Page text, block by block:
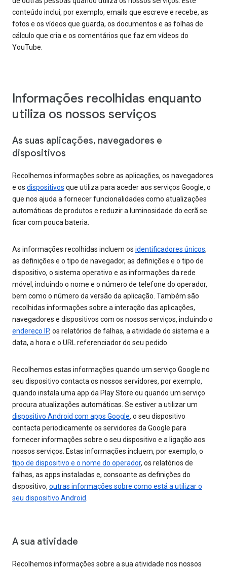
conteúdo inclui, por exemplo, emails que escreve e recebe, as
fotos e os vídeos que guarda, os documentos e as folhas de
cálculo que cria e os comentários que faz em vídeos do
YouTube.
Informações recolhidas enquanto
utiliza os nossos serviços
As suas aplicações, navegadores e
dispositivos
Recolhemos informações sobre as aplicações, os navegadores
e os dispositivos que utiliza para aceder aos serviços Google, o
que nos ajuda a fornecer funcionalidades como atualizações
automáticas de produtos e reduzir a luminosidade do ecrã se
ficar com pouca bateria.
As informações recolhidas incluem os identificadores únicos,
as definições e o tipo de navegador, as definições e o tipo de
dispositivo, o sistema operativo e as informações da rede
móvel, incluindo o nome e o número de telefone do operador,
bem como o número da versão da aplicação. Também são
recolhidas informações sobre a interação das aplicações,
navegadores e dispositivos com os nossos serviços, incluindo o
endereço IP, os relatórios de falhas, a atividade do sistema e a
data, a hora e o URL referenciador do seu pedido.
Recolhemos estas informações quando um serviço Google no
seu dispositivo contacta os nossos servidores, por exemplo,
quando instala uma app da Play Store ou quando um serviço
procura atualizações automáticas. Se estiver a utilizar um
dispositivo Android com apps Google, o seu dispositivo
contacta periodicamente os servidores da Google para
fornecer informações sobre o seu dispositivo e a ligação aos
nossos serviços. Estas informações incluem, por exemplo, o
tipo de dispositivo e o nome do operador, os relatórios de
falhas, as apps instaladas e, consoante as definições do
dispositivo, outras informações sobre como está a utilizar o
seu dispositivo Android.
A sua atividade
Recolhemos informações sobre a sua atividade nos nossos